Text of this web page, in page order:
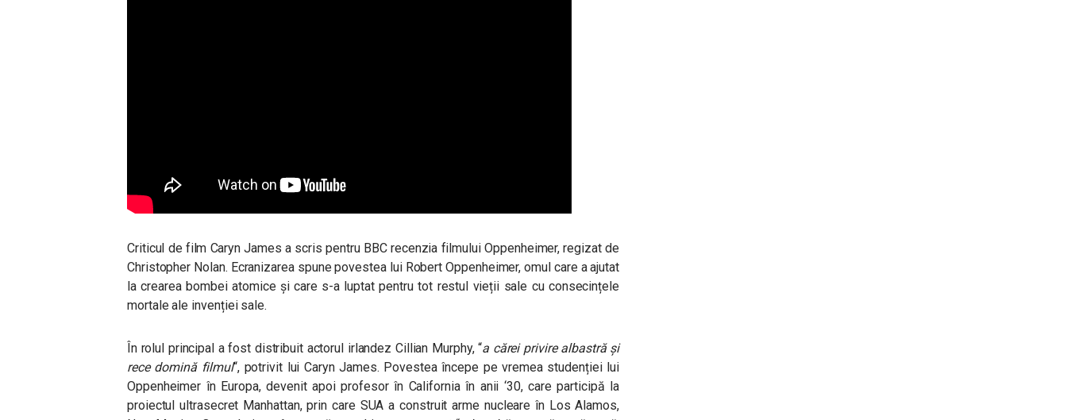
Criticul de film Caryn James a scris pentru BBC recenzia filmului Oppenheimer, regizat de
Christopher Nolan. Ecranizarea spune povestea lui Robert Oppenheimer, omul care a ajutat
la crearea bombei atomice și care s-a luptat pentru tot restul vieții sale cu consecințele
mortale ale invenției sale.
În rolul principal a fost distribuit actorul irlandez Cillian Murphy, “a cărei privire albastră și
rece domină filmul“, potrivit lui Caryn James. Povestea începe pe vremea studenției lui
Oppenheimer în Europa, devenit apoi profesor în California în anii ‘30, care participă la
proiectul ultrasecret Manhattan, prin care SUA a construit arme nucleare în Los Alamos,